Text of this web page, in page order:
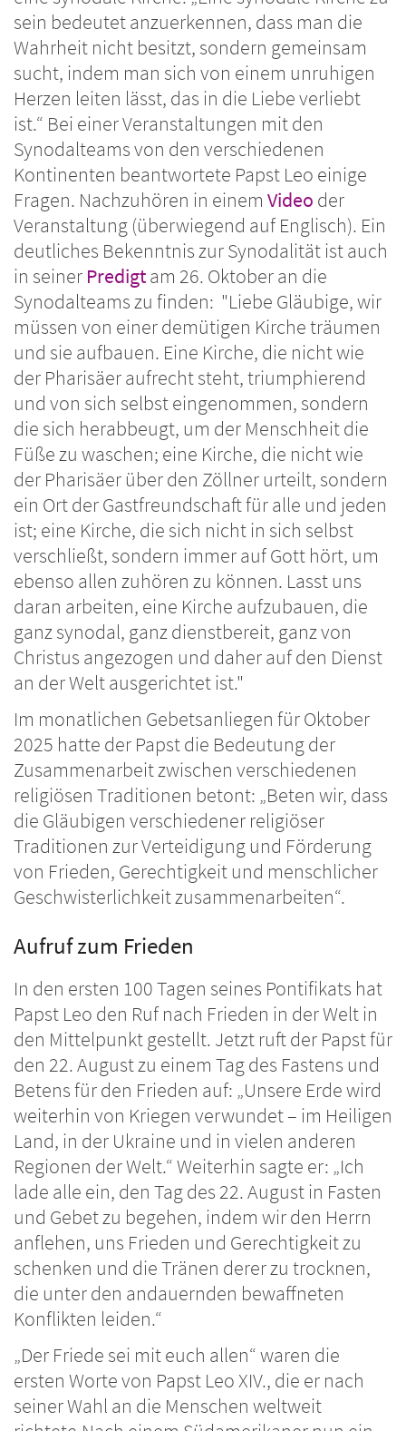
sein bedeutet anzuerkennen, dass man die
Wahrheit nicht besitzt, sondern gemeinsam
sucht, indem man sich von einem unruhigen
Herzen leiten lässt, das in die Liebe verliebt
ist.“ Bei einer Veranstaltungen mit den
Synodalteams von den verschiedenen
Kontinenten beantwortete Papst Leo einige
Fragen. Nachzuhören in einem Video der
Veranstaltung (überwiegend auf Englisch). Ein
deutliches Bekenntnis zur Synodalität ist auch
in seiner Predigtam 26. Oktober an die
Synodalteams zu finden: "Liebe Gläubige, wir
müssen von einer demütigen Kirche träumen
und sie aufbauen. Eine Kirche, die nicht wie
der Pharisäer aufrecht steht, triumphierend
und von sich selbst eingenommen, sondern
die sich herabbeugt, um der Menschheit die
Füße zu waschen; eine Kirche, die nicht wie
der Pharisäer über den Zöllner urteilt, sondern
ein Ort der Gastfreundschaft für alle und jeden
ist; eine Kirche, die sich nicht in sich selbst
verschließt, sondern immer auf Gott hört, um
ebenso allen zuhören zu können. Lasst uns
daran arbeiten, eine Kirche aufzubauen, die
ganz synodal, ganz dienstbereit, ganz von
Christus angezogen und daher auf den Dienst
an der Welt ausgerichtet ist."
Im monatlichen Gebetsanliegen für Oktober
2025 hatte der Papst die Bedeutung der
Zusammenarbeit zwischen verschiedenen
religiösen Traditionen betont: „Beten wir, dass
die Gläubigen verschiedener religiöser
Traditionen zur Verteidigung und Förderung
von Frieden, Gerechtigkeit und menschlicher
Geschwisterlichkeit zusammenarbeiten“.
Aufruf zum Frieden
In den ersten 100 Tagen seines Pontifikats hat
Papst Leo den Ruf nach Frieden in der Welt in
den Mittelpunkt gestellt. Jetzt ruft der Papst für
den 22. August zu einem Tag des Fastens und
Betens für den Frieden auf: „Unsere Erde wird
weiterhin von Kriegen verwundet – im Heiligen
Land, in der Ukraine und in vielen anderen
Regionen der Welt.“ Weiterhin sagte er: „Ich
lade alle ein, den Tag des 22. August in Fasten
und Gebet zu begehen, indem wir den Herrn
anflehen, uns Frieden und Gerechtigkeit zu
schenken und die Tränen derer zu trocknen,
die unter den andauernden bewaffneten
Konflikten leiden.“
„Der Friede sei mit euch allen“ waren die
ersten Worte von Papst Leo XIV., die er nach
seiner Wahl an die Menschen weltweit